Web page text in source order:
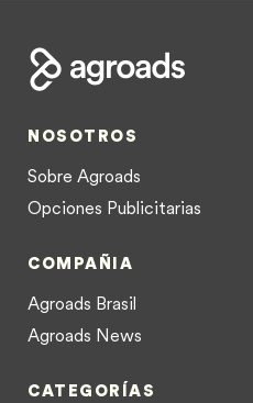
NOSOTROS
Sobre Agroads
Opciones Publicitarias
COMPAÑIA
Agroads Brasil
Agroads News
CATEGORÍAS